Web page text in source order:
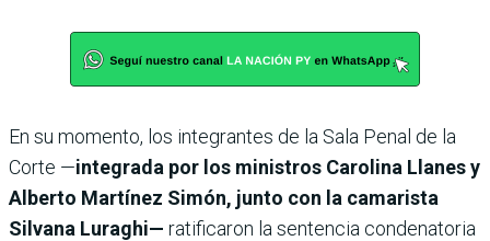
En su momento, los integrantes de la Sala Penal de la
Corte —integrada por los ministros Carolina Llanes y
Alberto Martínez Simón, junto con la camarista
Silvana Luraghi— ratificaron la sentencia condenatoria